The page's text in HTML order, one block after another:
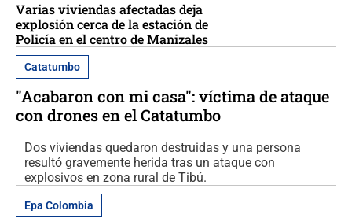
Varias viviendas afectadas deja
explosión cerca de la estación de
Policía en el centro de Manizales
Catatumbo
"Acabaron con mi casa": víctima de ataque
con drones en el Catatumbo
Dos viviendas quedaron destruidas y una persona
resultó gravemente herida tras un ataque con
explosivos en zona rural de Tibú.
Epa Colombia